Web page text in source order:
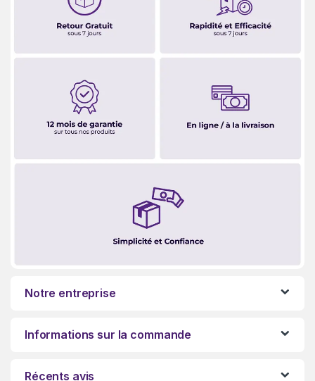
Notre entreprise
Informations sur la commande
Récents avis